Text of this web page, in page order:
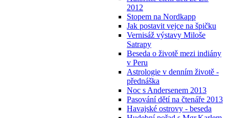
2012
Stopem na Nordkapp
Jak postavit vejce na špičku
Vernisáž výstavy Miloše
Satrapy
Beseda o životě mezi indiány
v Peru
Astrologie v denním životě -
přednáška
Noc s Andersenem 2013
Pasování dětí na čtenáře 2013
Havajské ostrovy - beseda